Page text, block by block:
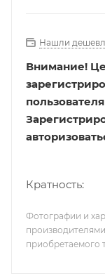
Нашли
Внимание!
Кратность:
Фотографии и
приобретаемого